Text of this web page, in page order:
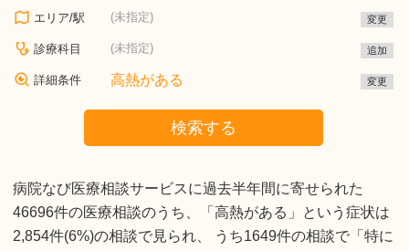
エリア/駅 (未指定) 変更
診療科目 (未指定) 追加
詳細条件 高熱がある 変更
検索する
病院なび医療相談サービスに過去半年間に寄せられた
46696件の医療相談のうち、「高熱がある」という症状は
2,854件(6%)の相談で見られ、 うち1649件の相談で「特に